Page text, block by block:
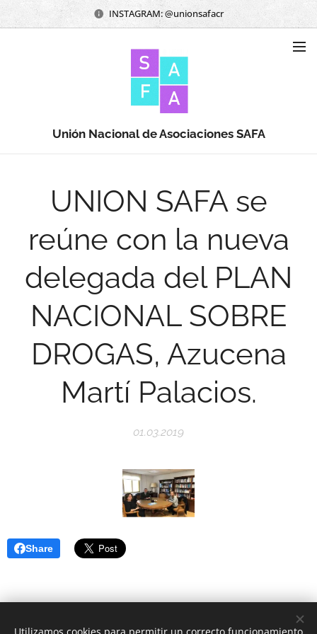
INSTAGRAM: @unionsafacr
Unión Nacional de Asociaciones SAFA
UNION SAFA se
reúne con la nueva
delegada del PLAN
NACIONAL SOBRE
DROGAS, Azucena
Martí Palacios.
01.03.2019
Share